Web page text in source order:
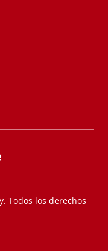
Todos los derechos